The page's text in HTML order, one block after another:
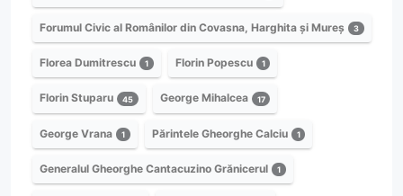
Forumul Civic al Românilor din Covasna, Harghita și Mureș 3
Florea Dumitrescu 1 Florin Popescu 1
Florin Stuparu 45 George Mihalcea 17
George Vrana 1 Părintele Gheorghe Calciu 1
Generalul Gheorghe Cantacuzino Grănicerul 1